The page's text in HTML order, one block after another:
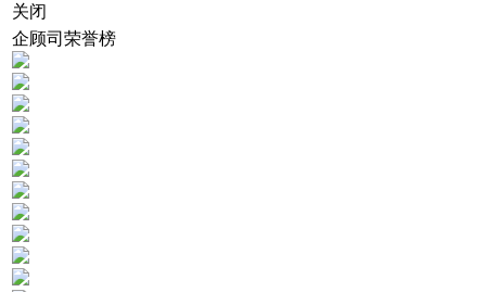
关闭
企顾司荣誉榜